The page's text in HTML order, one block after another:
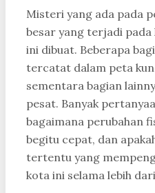
Misteri yang ada pada
besar yang terjadi
ini dibuat. Beberapa
tercatat dalam peta
sementara bagian
pesat. Banyak
bagaimana perubahan
begitu cepat, dan
tertentu yang
kota ini selama lebih